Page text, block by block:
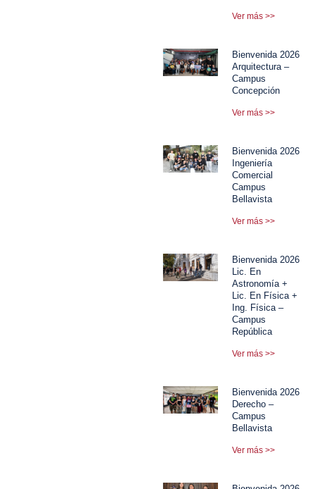
Ver más >>
Bienvenida 2026
Arquitectura –
Campus
Concepción
Ver más >>
Bienvenida 2026
Ingeniería
Comercial
Campus
Bellavista
Ver más >>
Bienvenida 2026
Lic. En
Astronomía +
Lic. En Física +
Ing. Física –
Campus
República
Ver más >>
Bienvenida 2026
Derecho –
Campus
Bellavista
Ver más >>